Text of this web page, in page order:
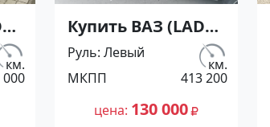
км.
000
Купить ВАЗ (LADA)
Приора '2010
МКПП (1600/98 л.с.)
Бензин инжектор
Геленджик цвет
км.
413 200
Руль Левый
МКПП
цена 130 000